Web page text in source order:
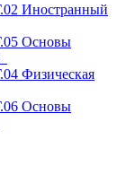
Иностранный
Основы
Физическая
Основы